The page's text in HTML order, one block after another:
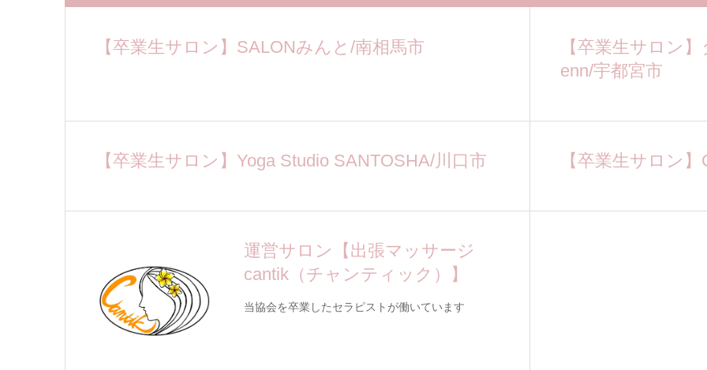
【卒業生サロン】SALONみんと/南相馬市
【卒業生サロン
enn/宇都宮市
【卒業生サロン】Yoga Studio SANTOSHA/川口市 【卒業生サロン
運営サロン【出張マッサージ
cantik（チャンティック）】
当協会を卒業したセラピストが働いています